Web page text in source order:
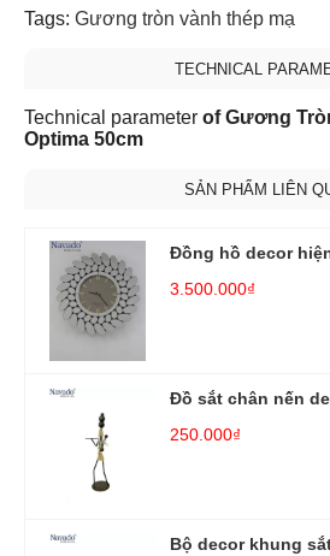
Tags: Gương tròn vành thép mạ
TECHNICAL
Technical parameter of Gương
Optima 50cm
SẢN PHẨM LIÊN
Đồng hồ decor
3.500.000₫
Đồ sắt chân nến
250.000₫
Bộ decor khung